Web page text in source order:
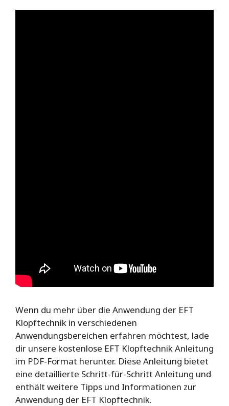
Wenn du mehr über die Anwendung der EFT
Klopftechnik in verschiedenen
Anwendungsbereichen erfahren möchtest, lade
dir unsere kostenlose EFT Klopftechnik Anleitung
im PDF-Format herunter. Diese Anleitung bietet
eine detaillierte Schritt-für-Schritt Anleitung und
enthält weitere Tipps und Informationen zur
Anwendung der EFT Klopftechnik.